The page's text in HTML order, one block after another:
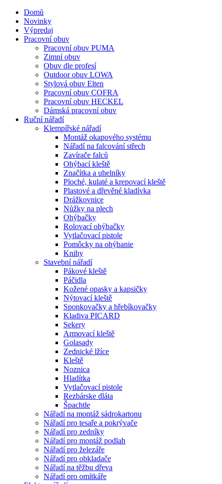
Domů
Novinky
Výpredaj
Pracovní obuv
Pracovní obuv PUMA
Zimní obuv
Obuv dle profesí
Outdoor obuv LOWA
Stylová obuv Elten
Pracovní obuv COFRA
Pracovní obuv HECKEL
Dámská pracovní obuv
Ruční nářadí
Klempířské nářadí
Montáž okapového systému
Nářadí na falcování střech
Zavírače falců
Ohýbací kleště
Značítka a uhelníky
Ploché, kulaté a krepovací kleště
Plastové a dřevěné kladívka
Drážkovnice
Nůžky na plech
Ohýbačky
Rolovací ohýbačky
Vytlačovací pistole
Pomôcky na ohýbanie
Knihy
Stavební nářadí
Pákové kleště
Páčidla
Kožené opasky a kapsičky
Nýtovací kleště
Sponkovačky a hřebíkovačky
Kladiva PICARD
Sekery
Armovací kleště
Golasady
Zednické lžíce
Kleště
Noznica
Hladítka
Vytlačovací pistole
Rezbárske dláta
Špachtle
Nářadí na montáž sádrokartonu
Nářadí pro tesaře a pokrývače
Nářadí pro zedníky
Nářadí pro montáž podlah
Nářadí pro železáře
Nářadí pro obkladače
Nářadí na těžbu dřeva
Nářadí pro omítkáře